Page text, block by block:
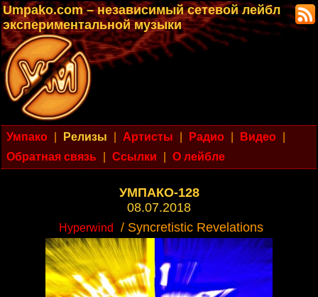
Umpako.com – независимый сетевой лейбл
экспериментальной музыки
Умпако Релизы Артисты Радио Видео
Обратная связь
Ссылки О лейбле
УМПАКО-128
08.07.2018
Hyperwind / Syncretistic Revelations